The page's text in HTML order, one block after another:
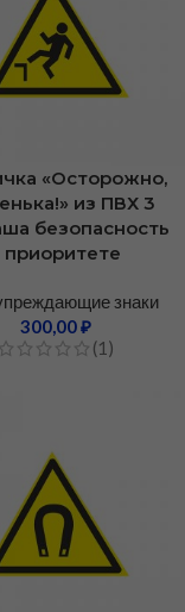
«Осторожно,
из ПВХ 3
безопасность
приоритете
знаки
300,00₽
(1)